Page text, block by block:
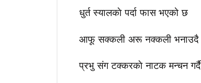
धुर्त स्यालकाे पर्दा फास भएको छ
आफू सक्कली अरू नक्कली भनाउदै
प्रभु संग टक्करकाे नाटक मन्चन गर्दै